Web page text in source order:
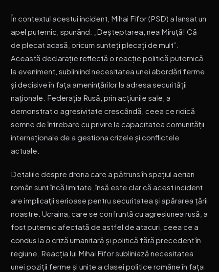
În contextul acestui incident, Mihai Fifor (PSD) a lansat un
apel puternic, spunând: „Deșteptarea, nea Miruță! Că
de plecat acasă, oricum sunteți plecați de mult”.
Această declarație reflectă o reacție politică puternică
la eveniment, subliniind necesitatea unei abordări ferme
și decisive în fața amenințărilor la adresa securității
naționale. Federația Rusă, prin acțiunile sale, a
demonstrat o agresivitate crescândă, ceea ce ridică
semne de întrebare cu privire la capacitatea comunității
internaționale de a gestiona crizele și conflictele
actuale.
Detaliile despre drona care a pătruns în spațiul aerian
român sunt încă limitate, însă este clar că acest incident
are implicații serioase pentru securitatea și apărarea țării
noastre. Ucraina, care se confruntă cu agresiunea rusă, a
fost puternic afectată de astfel de atacuri, ceea ce a
condus la o criză umanitară și politică fără precedent în
regiune. Reacția lui Mihai Fifor subliniază necesitatea
unei poziții ferme și unite a clasei politice române în fața